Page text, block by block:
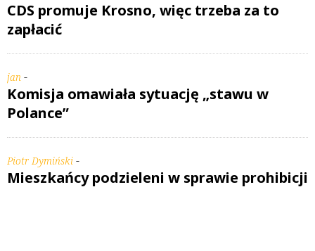
CDS promuje Krosno, więc trzeba za to
zapłacić
jan -
Komisja omawiała sytuację „stawu w
Polance”
Piotr Dymiński -
Mieszkańcy podzieleni w sprawie prohibicji